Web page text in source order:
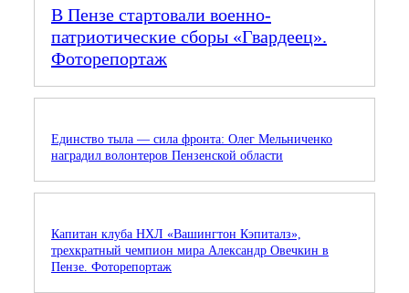
В Пензе стартовали военно-
патриотические сборы «Гвардеец».
Фоторепортаж
Единство тыла — сила фронта: Олег Мельниченко
наградил волонтеров Пензенской области
Капитан клуба НХЛ «Вашингтон Кэпиталз»,
трехкратный чемпион мира Александр Овечкин в
Пензе. Фоторепортаж